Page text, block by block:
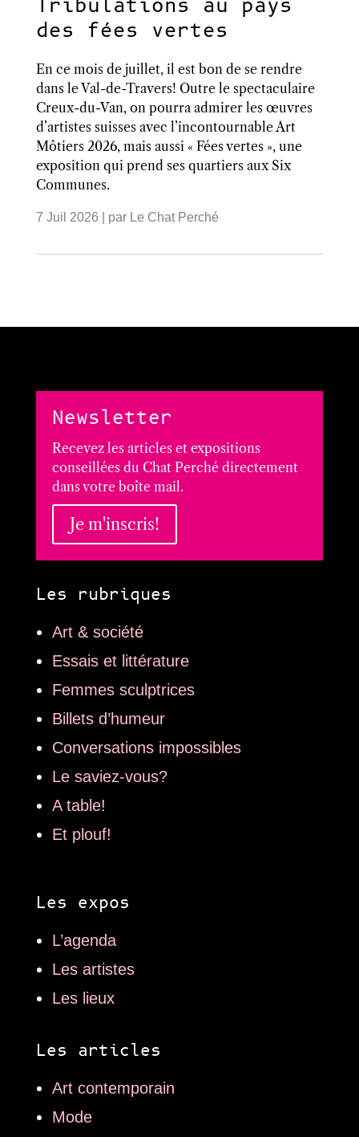
Tribulations au pays
des fées vertes
En ce mois de juillet, il est bon de se rendre
dans le Val-de-Travers! Outre le spectaculaire
Creux-du-Van, on pourra admirer les œuvres
d’artistes suisses avec l’incontournable Art
Môtiers 2026, mais aussi « Fées vertes », une
exposition qui prend ses quartiers aux Six
Communes.
7 Juil 2026 | par Le Chat Perché
Newsletter
Recevez les articles et expositions
conseillées du Chat Perché directement
dans votre boîte mail.
Je m'inscris!
Les rubriques
Art & société
Essais et littérature
Femmes sculptrices
Billets d’humeur
Conversations impossibles
Le saviez-vous?
A table!
Et plouf!
Les expos
L’agenda
Les artistes
Les lieux
Les articles
Art contemporain
Mode